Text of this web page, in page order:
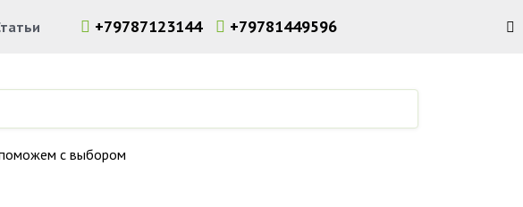
+79787123144 +79781449596
с выбором